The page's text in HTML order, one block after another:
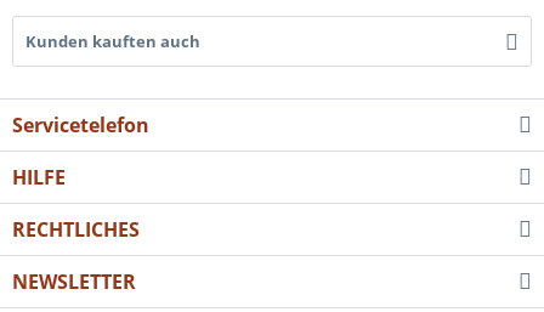
Kunden kauften auch
Servicetelefon
HILFE
RECHTLICHES
NEWSLETTER